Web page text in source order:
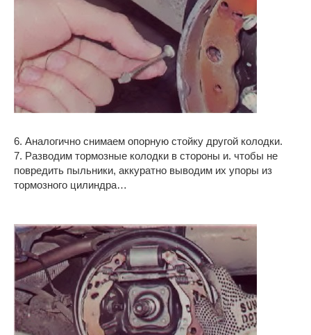
6. Аналогично снимаем опорную стойку другой колодки.
7. Разводим тормозные колодки в стороны и. чтобы не
повредить пыльники, аккуратно выводим их упоры из
тормозного цилиндра…